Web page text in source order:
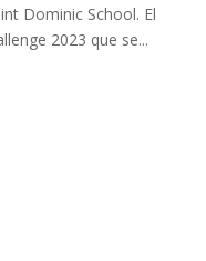
Dominic School. El
2023 que se...